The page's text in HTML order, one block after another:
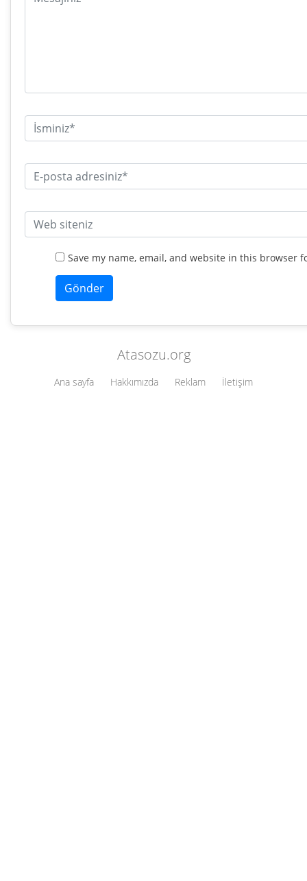
Save my name, email, and website in this browser
Atasozu.org
Ana sayfa Hakkımızda Reklam İletişim